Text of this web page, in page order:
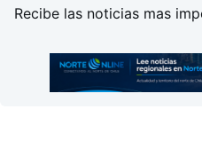
Recibe las noticias mas